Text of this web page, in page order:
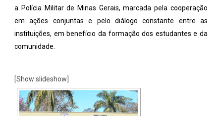
a Polícia Militar de Minas Gerais, marcada pela cooperação
em ações conjuntas e pelo diálogo constante entre as
instituições, em benefício da formação dos estudantes e da
comunidade.
[Show slideshow]